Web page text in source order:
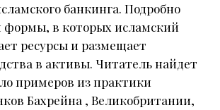
банкинга. Подробно
формы, в которых исламский
ресурсы и размещает
в активы. Читатель найдет
примеров из практики
Бахрейна , Великобритании,